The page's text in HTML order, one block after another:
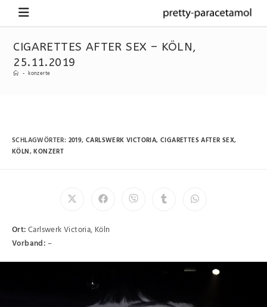
CIGARETTES AFTER SEX – KÖLN,
25.11.2019
- konzerte
SCHLAGWÖRTER: 2019, CARLSWERK VICTORIA, CIGARETTES AFTER SEX,
KÖLN,KONZERT
Ort:Carlswerk Victoria, Köln
Vorband:–